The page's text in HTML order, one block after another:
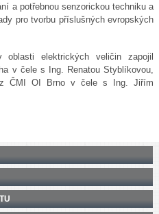
a potřebnou senzorickou techniku a
pro tvorbu příslušných evropských
elektrických veličin zapojil
v čele s Ing. Renatou Styblíkovou,
z ČMI OI Brno v čele s Ing. Jiřím